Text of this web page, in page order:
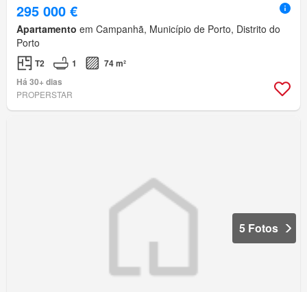
295 000 €
Apartamento em Campanhã, Município de Porto, Distrito do
Porto
T2 1
74 m²
Há 30+ dias
PROPERSTAR
5 Fotos